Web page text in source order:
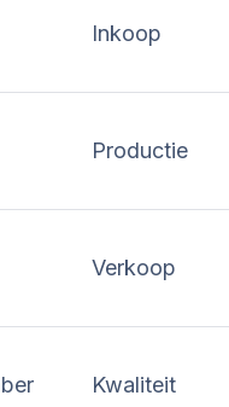
Inkoop
Productie
Verkoop
Kwaliteit